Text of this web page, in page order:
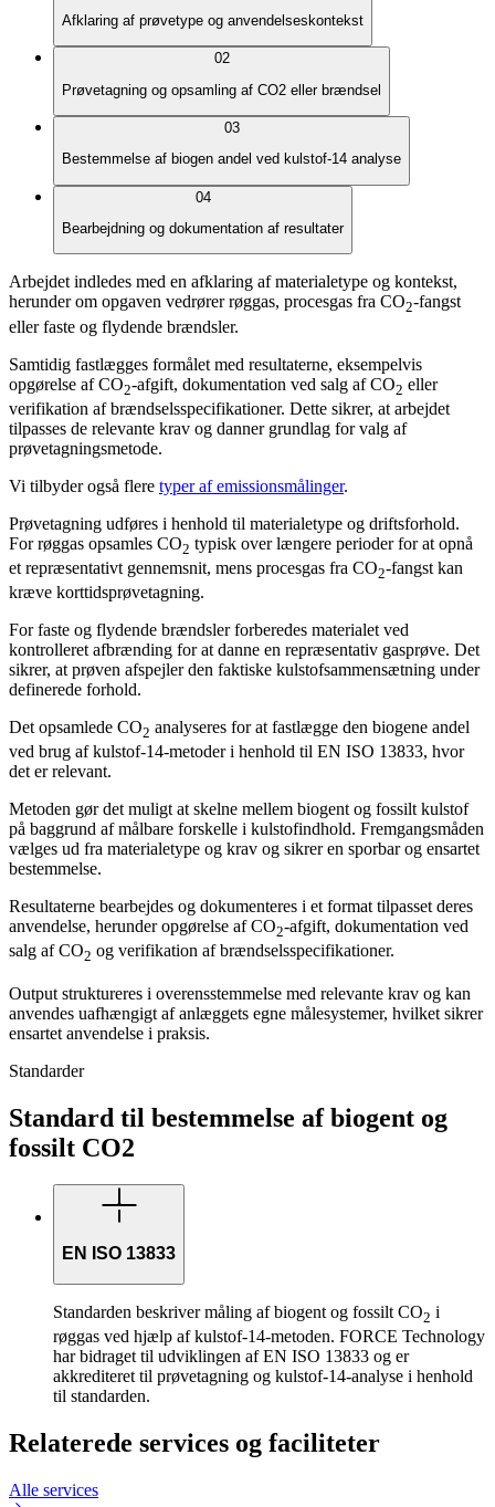
Afklaring af prøvetype og anvendelseskontekst
02
Prøvetagning og opsamling af CO2 eller brændsel
03
Bestemmelse af biogen andel ved kulstof-14 analyse
04
Bearbejdning og dokumentation af resultater
Arbejdet indledes med en afklaring af materialetype og kontekst,
herunder om opgaven vedrører røggas, procesgas fra CO2-fangst
eller faste og flydende brændsler.
Samtidig fastlægges formålet med resultaterne, eksempelvis
opgørelse af CO2-afgift, dokumentation ved salg af CO2 eller
verifikation af brændselsspecifikationer. Dette sikrer, at arbejdet
tilpasses de relevante krav og danner grundlag for valg af
prøvetagningsmetode.
Vi tilbyder også flere typer af emissionsmålinger.
Prøvetagning udføres i henhold til materialetype og driftsforhold.
For røggas opsamles CO2 typisk over længere perioder for at opnå
et repræsentativt gennemsnit, mens procesgas fra CO2-fangst kan
kræve korttidsprøvetagning.
For faste og flydende brændsler forberedes materialet ved
kontrolleret afbrænding for at danne en repræsentativ gasprøve. Det
sikrer, at prøven afspejler den faktiske kulstofsammensætning under
definerede forhold.
Det opsamlede CO2 analyseres for at fastlægge den biogene andel
ved brug af kulstof-14-metoder i henhold til EN ISO 13833, hvor
det er relevant.
Metoden gør det muligt at skelne mellem biogent og fossilt kulstof
på baggrund af målbare forskelle i kulstofindhold. Fremgangsmåden
vælges ud fra materialetype og krav og sikrer en sporbar og ensartet
bestemmelse.
Resultaterne bearbejdes og dokumenteres i et format tilpasset deres
anvendelse, herunder opgørelse af CO2-afgift, dokumentation ved
salg af CO2 og verifikation af brændselsspecifikationer.
Output struktureres i overensstemmelse med relevante krav og kan
anvendes uafhængigt af anlæggets egne målesystemer, hvilket sikrer
ensartet anvendelse i praksis.
Standarder
Standard til bestemmelse af biogent og
fossilt CO2
EN ISO 13833
Standarden beskriver måling af biogent og fossilt CO2 i
røggas ved hjælp af kulstof-14-metoden. FORCE Technology
har bidraget til udviklingen af EN ISO 13833 og er
akkrediteret til prøvetagning og kulstof-14-analyse i henhold
til standarden.
Relaterede services og faciliteter
Alle services